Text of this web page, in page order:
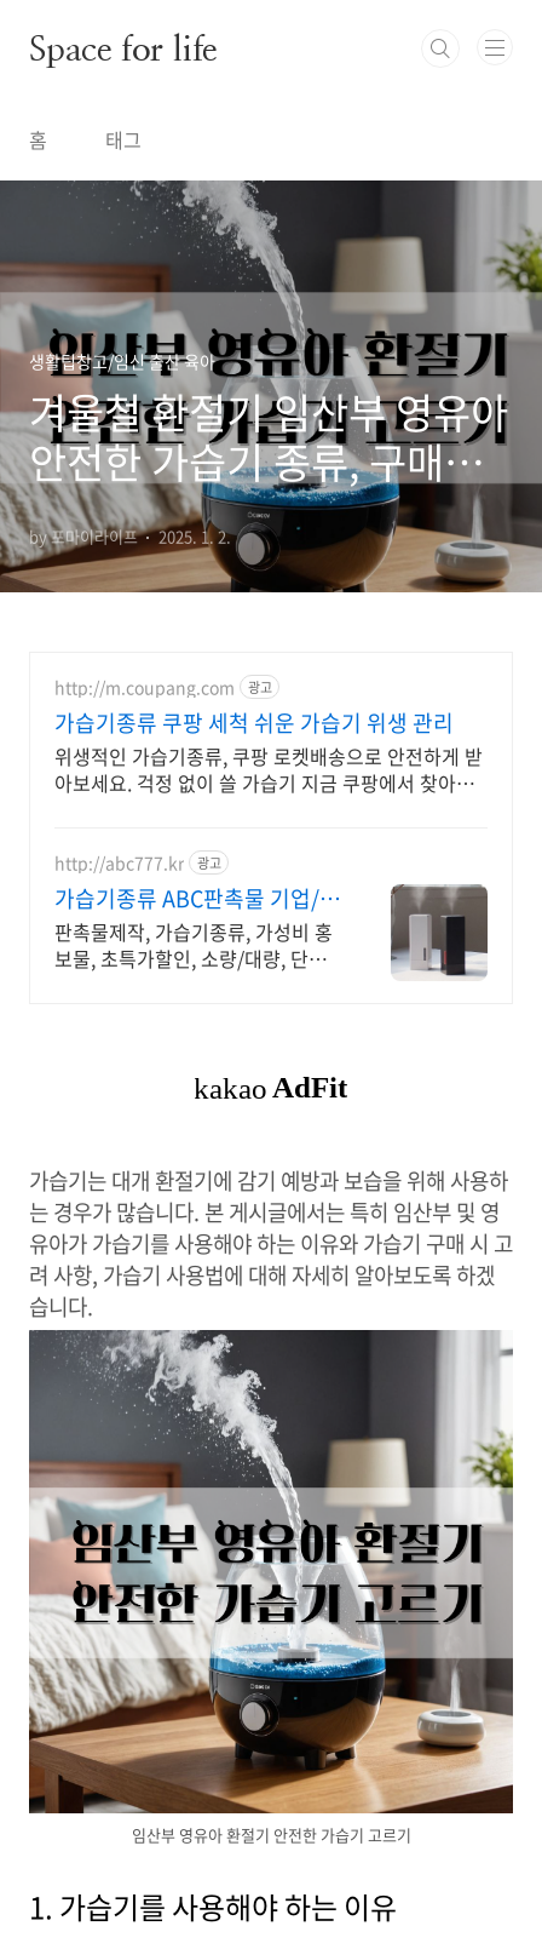
Space for life
홈 태그
생활팁창고/임신 출산 육아
겨울철 환절기 임산부 영유아
안전한 가습기 종류, 구매법,
사용법 알아보기
by 포마이라이프 2025. 1. 2.
http://m.coupang.com 광고
가습기종류 쿠팡 세척 쉬운 가습기 위생 관리
위생적인 가습기종류, 쿠팡 로켓배송으로 안전하게 받
아보세요. 걱정 없이 쓸 가습기 지금 쿠팡에서 찾아보
http://abc777.kr 광고
가습기종류 ABC판촉물 기업/관
공서 후결제 !
판촉물제작, 가습기종류, 가성비 홍
보물, 초특가할인, 소량/대량, 단체
가습기는 대개 환절기에 감기 예방과 보습을 위해 사용하
는 경우가 많습니다. 본 게시글에서는 특히 임산부 및 영
유아가 가습기를 사용해야 하는 이유와 가습기 구매 시 고
려 사항, 가습기 사용법에 대해 자세히 알아보도록 하겠
습니다.
임산부 영유아 환절기 안전한 가습기 고르기
1. 가습기를 사용해야 하는 이유